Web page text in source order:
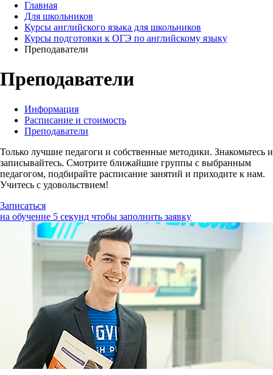
Главная
Для школьников
Курсы английского языка для школьников
Курсы подготовки к ОГЭ по английскому языку
Преподаватели
Преподаватели
Информация
Расписание и стоимость
Преподаватели
Только лучшие педагоги и собственные методики. Знакомьтесь и
записывайтесь. Смотрите ближайшие группы с выбранным
педагогом, подбирайте расписание занятий и приходите к нам.
Учитесь с удовольствием!
Записаться
на обучение 5 секунд чтобы заполнить заявку